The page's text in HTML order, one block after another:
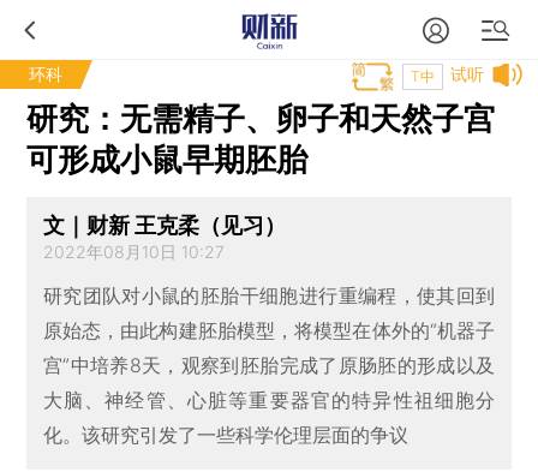
环科 试听
T中
研究：无需精子、卵子和天然子宫
可形成小鼠早期胚胎
文｜财新 王克柔（见习）
2022年08月10日 10:27
研究团队对小鼠的胚胎干细胞进行重编程，使其回到
原始态，由此构建胚胎模型，将模型在体外的“机器子
宫”中培养8天，观察到胚胎完成了原肠胚的形成以及
大脑、神经管、心脏等重要器官的特异性祖细胞分
化。该研究引发了一些科学伦理层面的争议